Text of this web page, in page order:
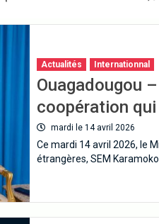
Actualités Internationnal
Ouagadougou
coopération
mardi le 14 avril 2026
Ce mardi 14 avril 2026, le
étrangères, SEM Karamoko